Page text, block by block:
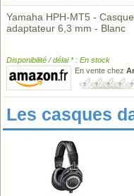
Yamaha HPH-MT5 -
adaptateur 6,3 mm - Blanc
Disponibilité / délai * : En stock
En vente chez
Les casques